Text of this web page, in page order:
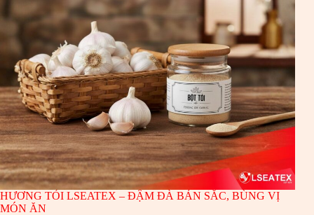
HƯƠNG TỎI LSEATEX – ĐẬM ĐÀ BẢN SẮC, BÙNG VỊ
MÓN ĂN